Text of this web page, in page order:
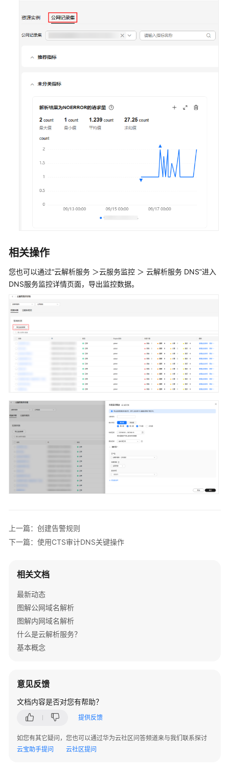
务
支
的
控
标
创
建
指
标
源
与
管
理
佳
践
API
参
考
参
考
代
码
相关操作
您也可以通过“云解析服务 ＞云服务监控 ＞ 云解析服务 DNS”进入
DNS服务监控详情页面，导出监控数据。
上一篇：创建告警规则
下一篇：使用CTS审计DNS关键操作
相关文档
最新动态
图解公网域名解析
图解内网域名解析
什么是云解析服务？
基本概念
意见反馈
文档内容是否对您有帮助？
提供反馈
如您有其它疑问，您也可以通过华为云社区问答频道来与我们联系探讨
云宝助手提问
云社区提问